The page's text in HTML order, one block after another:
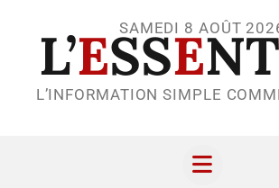
SAMEDI 8 AOÛT
L’ESSE
L’INFORMATION SIMPLE